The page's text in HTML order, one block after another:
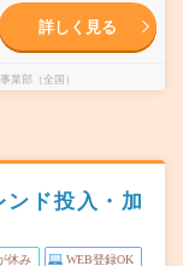
詳しく見る
部（全国）
ンド投入・加
休み WEB登録OK